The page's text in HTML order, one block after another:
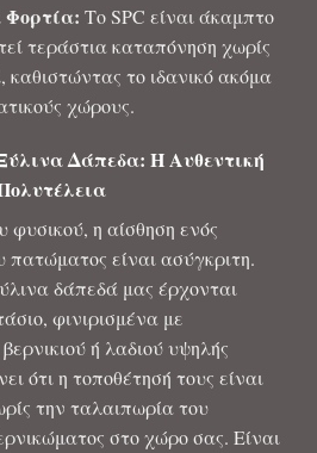
Φορτία: Το SPC είναι άκαμπτο
τεράστια καταπόνηση χωρίς
το ιδανικό ακόμα
χώρους.
Δάπεδα: Η Αυθεντική
φυσικού, η αίσθηση ενός
πατώματος είναι ασύγκριτη.
δάπεδά μας έρχονται
φινιρισμένα με
ή λαδιού υψηλής
ότι η τοποθέτησή τους είναι
την ταλαιπωρία του
στο χώρο σας. Είναι